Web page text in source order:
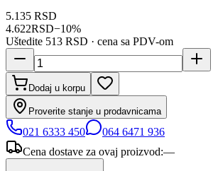
5.135 RSD
4.622RSD−10%
Uštedite 513 RSD · cena sa PDV-om
Dodaj u korpu
Proverite stanje u prodavnicama
021 6333 450
064 6471 936
Cena dostave za ovaj proizvod:—